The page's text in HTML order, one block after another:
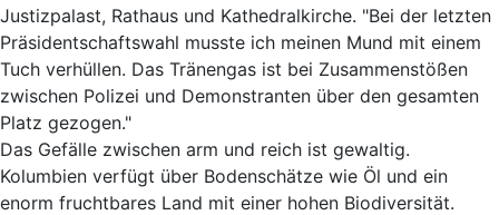
Justizpalast, Rathaus und Kathedralkirche. "Bei der letzten
Präsidentschaftswahl musste ich meinen Mund mit einem
Tuch verhüllen. Das Tränengas ist bei Zusammenstößen
zwischen Polizei und Demonstranten über den gesamten
Platz gezogen."
Das Gefälle zwischen arm und reich ist gewaltig.
Kolumbien verfügt über Bodenschätze wie Öl und ein
enorm fruchtbares Land mit einer hohen Biodiversität.